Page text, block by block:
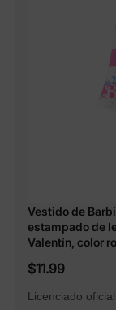
Vestido de
estampado de
Valentín, color
$11.99
Licenciado